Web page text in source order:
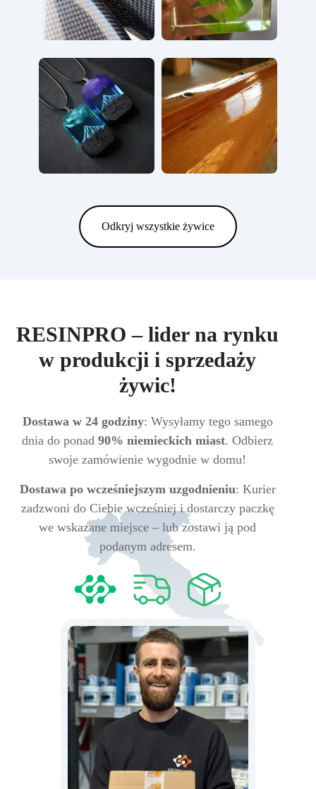
Odkryj wszystkie żywice
RESINPRO – lider na rynku
w produkcji i sprzedaży
żywic!
Dostawa w 24 godziny: Wysyłamy tego samego
dnia do ponad 90% niemieckich miast. Odbierz
swoje zamówienie wygodnie w domu!
Dostawa po wcześniejszym uzgodnieniu: Kurier
zadzwoni do Ciebie wcześniej i dostarczy paczkę
we wskazane miejsce – lub zostawi ją pod
podanym adresem.